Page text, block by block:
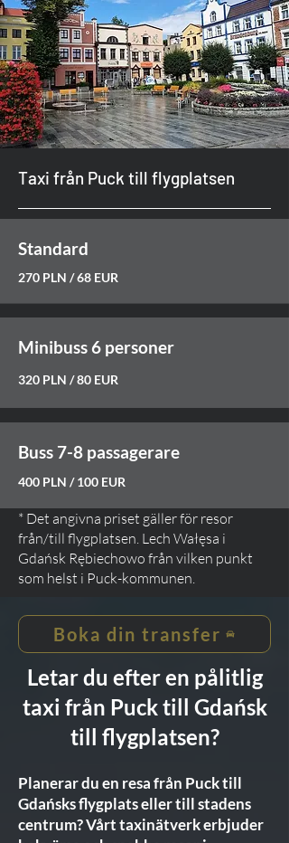
Taxi från Puck till flygplatsen
Standard
270 PLN / 68 EUR
Minibuss 6 personer
320 PLN / 80 EUR
Buss 7-8 passagerare
400 PLN / 100 EUR
* Det angivna priset gäller för resor
från/till flygplatsen. Lech Wałęsa i
Gdańsk Rębiechowo från vilken punkt
som helst i Puck-kommunen.
Boka din transfer
Letar du efter en pålitlig
taxi från Puck till Gdańsk
till flygplatsen?
Planerar du en resa från Puck till
Gdańsks flygplats eller till stadens
centrum? Vårt taxinätverk erbjuder